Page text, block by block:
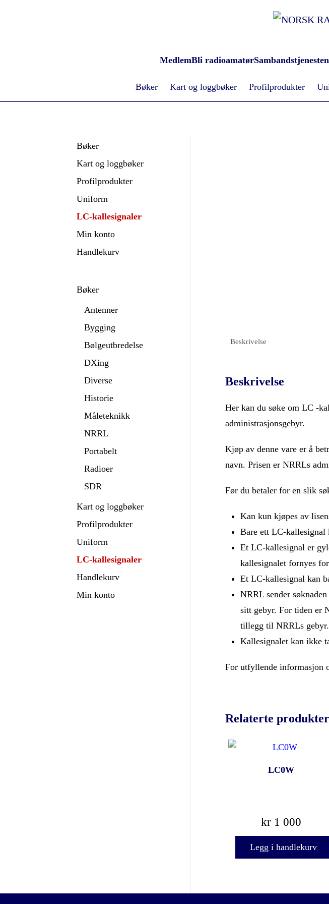
MedlemBli radioamatørSambandstjenesten
Bøker Kart og loggbøker Profilprodukter
Beskrivelse
Beskrivelse
Her kan du søke om LC -
administrasjonsgebyr.
Kjøp av denne vare er å
navn. Prisen er NRRLs
Før du betaler for en slik
Kan kun kjøpes av
Bare ett LC-kallesignal
Et LC-kallesignal er
kallesignalet fornyes
Et LC-kallesignal kan
NRRL sender
sitt gebyr. For tiden er
tillegg til NRRLs gebyr.
Kallesignalet kan ikke
For utfyllende informasjon
Relaterte produkter
LC0W
kr1 000
Legg i handlekurv
Bøker
Kart og loggbøker
Profilprodukter
Uniform
LC-kallesignaler
Min konto
Handlekurv
Bøker
Antenner
Bygging
Bølgeutbredelse
DXing
Diverse
Historie
Måleteknikk
NRRL
Portabelt
Radioer
SDR
Kart og loggbøker
Profilprodukter
Uniform
LC-kallesignaler
Handlekurv
Min konto